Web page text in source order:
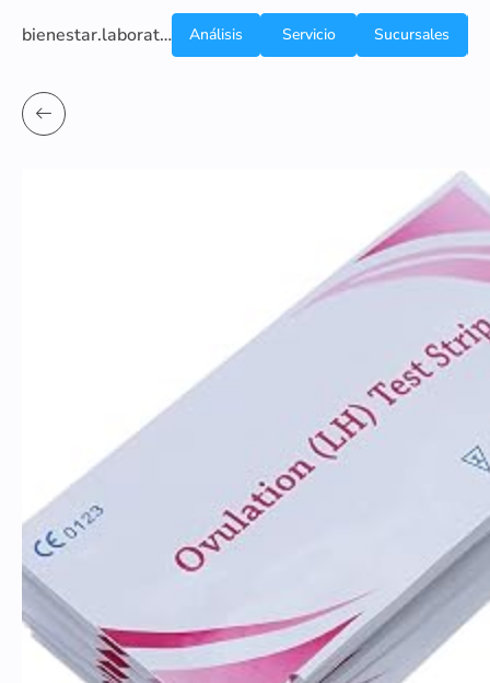
bienestar.laboratoriocliniconsb.com
Análisis
Servicio
Sucursales